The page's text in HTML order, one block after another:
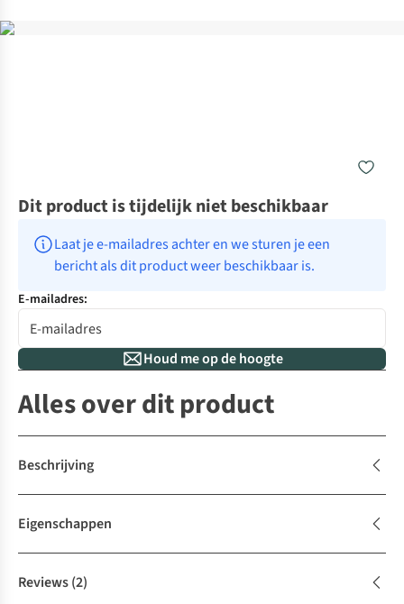
Dit product is tijdelijk niet beschikbaar
Laat je e-mailadres achter en we sturen je een
bericht als dit product weer beschikbaar is.
E-mailadres:
Houd me op de hoogte
Alles over dit product
Beschrijving
Eigenschappen
Reviews(2)